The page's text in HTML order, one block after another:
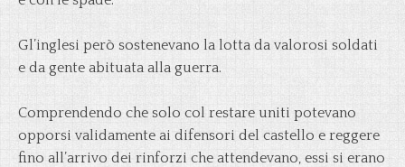
Gl’inglesi però sostenevano la lotta da valorosi soldati
e da gente abituata alla guerra.
Comprendendo che solo col restare uniti potevano
opporsi validamente ai difensori del castello e reggere
fino all’arrivo dei rinforzi che attendevano, essi si erano